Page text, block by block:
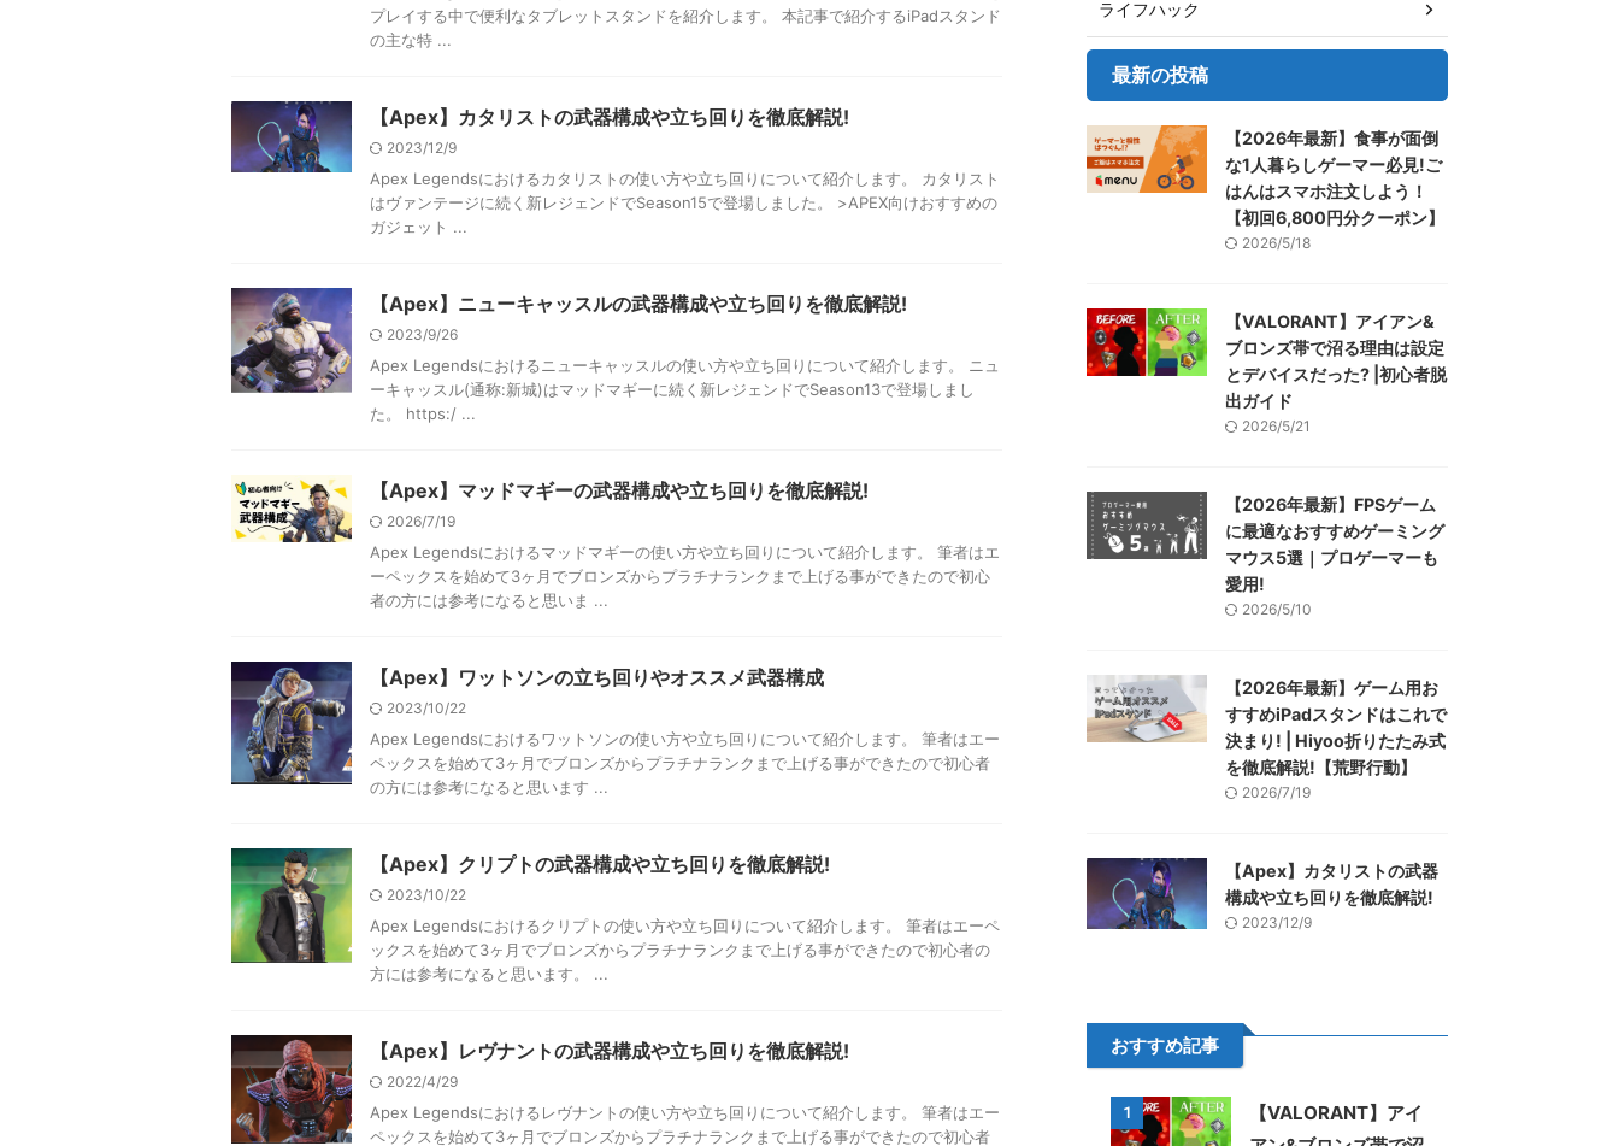
プレイする中で便利なタブレットスタンドを紹介します。 本記事で紹介するiPadスタンド
の主な特 ...
【Apex】カタリストの武器構成や立ち回りを徹底解説!
2023/12/9
Apex Legendsにおけるカタリストの使い方や立ち回りについて紹介します。 カタリスト
はヴァンテージに続く新レジェンドでSeason15で登場しました。 >APEX向けおすすめの
ガジェット ...
【Apex】ニューキャッスルの武器構成や立ち回りを徹底解説!
2023/9/26
Apex Legendsにおけるニューキャッスルの使い方や立ち回りについて紹介します。 ニュ
ーキャッスル(通称:新城)はマッドマギーに続く新レジェンドでSeason13で登場しまし
た。 https:/ ...
【Apex】マッドマギーの武器構成や立ち回りを徹底解説!
2026/7/19
Apex Legendsにおけるマッドマギーの使い方や立ち回りについて紹介します。 筆者はエ
ーペックスを始めて3ヶ月でブロンズからプラチナランクまで上げる事ができたので初心
者の方には参考になると思いま ...
【Apex】ワットソンの立ち回りやオススメ武器構成
2023/10/22
Apex Legendsにおけるワットソンの使い方や立ち回りについて紹介します。 筆者はエー
ペックスを始めて3ヶ月でブロンズからプラチナランクまで上げる事ができたので初心者
の方には参考になると思います ...
【Apex】クリプトの武器構成や立ち回りを徹底解説!
2023/10/22
Apex Legendsにおけるクリプトの使い方や立ち回りについて紹介します。 筆者はエーペ
ックスを始めて3ヶ月でブロンズからプラチナランクまで上げる事ができたので初心者の
方には参考になると思います。 ...
【Apex】レヴナントの武器構成や立ち回りを徹底解説!
2022/4/29
Apex Legendsにおけるレヴナントの使い方や立ち回りについて紹介します。 筆者はエー
ペックスを始めて3ヶ月でブロンズからプラチナランクまで上げる事ができたので初心者
ライフハック
最新の投稿
【2026年最新】食事が面倒
な1人暮らしゲーマー必見!ご
はんはスマホ注文しよう！
【初回6,800円分クーポン】
2026/5/18
【VALORANT】アイアン&
ブロンズ帯で沼る理由は設定
とデバイスだった? |初心者脱
出ガイド
2026/5/21
【2026年最新】FPSゲーム
に最適なおすすめゲーミング
マウス5選｜プロゲーマーも
愛用!
2026/5/10
【2026年最新】ゲーム用お
すすめiPadスタンドはこれで
決まり! | Hiyoo折りたたみ式
を徹底解説!【荒野行動】
2026/7/19
【Apex】カタリストの武器
構成や立ち回りを徹底解説!
2023/12/9
おすすめ記事
1
【VALORANT】アイ